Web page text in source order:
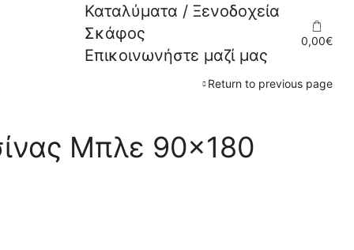
Καταλύματα / Ξενοδοχεία
Σκάφος
Επικοινωνήστε μαζί μας
0,00€
Return to previous page
Μπλε 90×180